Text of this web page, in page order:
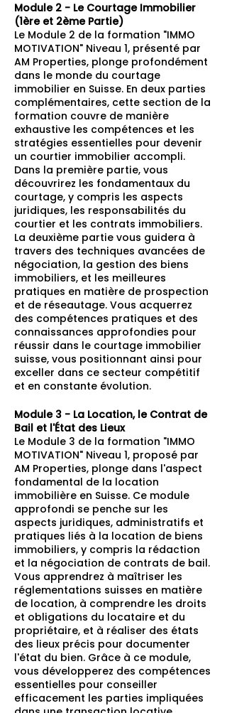
Module 2 - Le Courtage Immobilier
(1ère et 2ème Partie)
Le Module 2 de la formation "IMMO
MOTIVATION" Niveau 1, présenté par
AM Properties, plonge profondément
dans le monde du courtage
immobilier en Suisse. En deux parties
complémentaires, cette section de la
formation couvre de manière
exhaustive les compétences et les
stratégies essentielles pour devenir
un courtier immobilier accompli.
Dans la première partie, vous
découvrirez les fondamentaux du
courtage, y compris les aspects
juridiques, les responsabilités du
courtier et les contrats immobiliers.
La deuxième partie vous guidera à
travers des techniques avancées de
négociation, la gestion des biens
immobiliers, et les meilleures
pratiques en matière de prospection
et de réseautage. Vous acquerrez
des compétences pratiques et des
connaissances approfondies pour
réussir dans le courtage immobilier
suisse, vous positionnant ainsi pour
exceller dans ce secteur compétitif
et en constante évolution.
Module 3 - La Location, le Contrat de
Bail et l'État des Lieux
Le Module 3 de la formation "IMMO
MOTIVATION" Niveau 1, proposé par
AM Properties, plonge dans l'aspect
fondamental de la location
immobilière en Suisse. Ce module
approfondi se penche sur les
aspects juridiques, administratifs et
pratiques liés à la location de biens
immobiliers, y compris la rédaction
et la négociation de contrats de bail.
Vous apprendrez à maîtriser les
réglementations suisses en matière
de location, à comprendre les droits
et obligations du locataire et du
propriétaire, et à réaliser des états
des lieux précis pour documenter
l'état du bien. Grâce à ce module,
vous développerez des compétences
essentielles pour conseiller
efficacement les parties impliquées